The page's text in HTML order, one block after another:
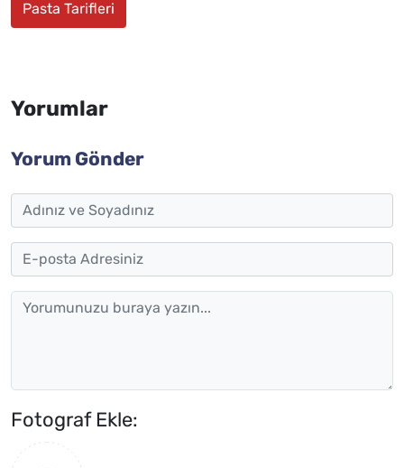
Pasta Tarifleri
Yorumlar
Yorum Gönder
Fotograf Ekle: